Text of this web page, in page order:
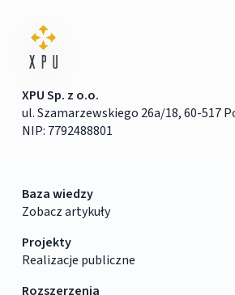
XPU Sp. z o.o.
ul. Szamarzewskiego 26a/18, 60-517
NIP: 7792488801
Baza wiedzy
Zobacz artykuły
Projekty
Realizacje publiczne
Rozszerzenia